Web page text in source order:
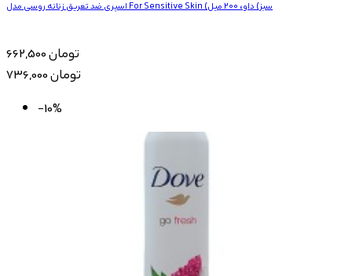
اسپری ضد تعریق زنانه روسی مدل For Sensitive Skin (سبز) داو، 200 میل
662,500 تومان
736,000 تومان
-10%